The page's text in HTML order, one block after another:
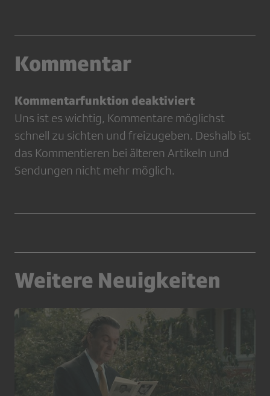
Kommentar
Kommentarfunktion deaktiviert
Uns ist es wichtig, Kommentare möglichst
schnell zu sichten und freizugeben. Deshalb ist
das Kommentieren bei älteren Artikeln und
Sendungen nicht mehr möglich.
Weitere Neuigkeiten